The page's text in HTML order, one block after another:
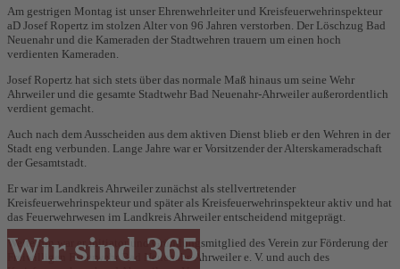
Wir sind 365
Am gestrigen Montag ist unser Ehrenwehrleiter und Kreisfeuerwehrinspekteur
aD Josef Ropertz im stolzen Alter von 96 Jahren verstorben. Der Löschzug Bad
Neuenahr und die Kameraden der Stadtwehren trauern um einen hoch
verdienten Kameraden.
Josef Ropertz hat sich stets über das normale Maß hinaus um seine Wehr
Ahrweiler und die gesamte Stadtwehr Bad Neuenahr-Ahrweiler außerordentlich
verdient gemacht.
Auch nach dem Ausscheiden aus dem aktiven Dienst blieb er den Wehren in der
Stadt eng verbunden. Lange Jahre war er Vorsitzender der Alterskameradschaft
der Gesamtstadt.
Er war im Landkreis Ahrweiler zunächst als stellvertretender
Kreisfeuerwehrinspekteur und später als Kreisfeuerwehrinspekteur aktiv und hat
das Feuerwehrwesen im Landkreis Ahrweiler entscheidend mitgeprägt.
Weiterhin war er Initiator und Gründungsmitglied des Verein zur Förderung der
Freiwilligen Feuerwehr Bad Neuenahr-Ahrweiler e. V. und auch des